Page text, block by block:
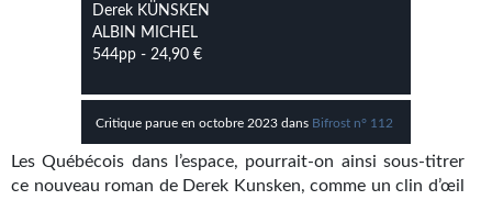
Archive du Futur
Quarante-Deux
Kvasar
Derek KÜNSKEN
ALBIN MICHEL
544pp - 24,90 €
Critique parue en octobre 2023 dans Bifrost n° 112
Les Québécois dans l’espace, pourrait-on ainsi sous-titrer
ce nouveau roman de Derek Kunsken, comme un clin d’œil